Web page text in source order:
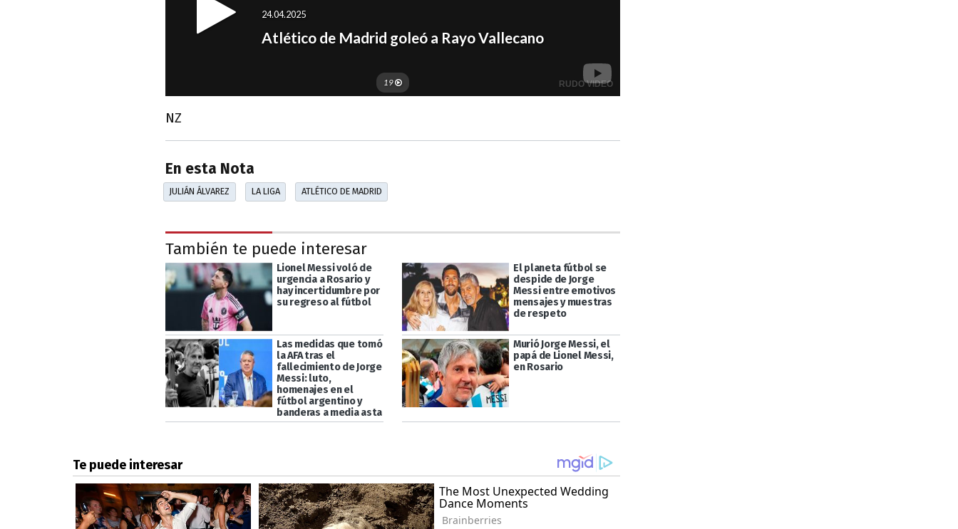
NZ
En esta Nota
JULIÁN ÁLVAREZ LA LIGA ATLÉTICO DE MADRID
También te puede interesar
Lionel Messi voló de
urgencia a Rosario y
hay incertidumbre por
su regreso al fútbol
El planeta fútbol se
despide de Jorge
Messi entre emotivos
mensajes y muestras
de respeto
Las medidas que tomó
la AFA tras el
fallecimiento de Jorge
Messi: luto,
homenajes en el
fútbol argentino y
banderas a media asta
Murió Jorge Messi, el
papá de Lionel Messi,
en Rosario